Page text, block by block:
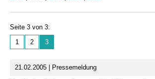
Seite 3 von 3:
1
2 3
21.02.2005 | Pressemeldung